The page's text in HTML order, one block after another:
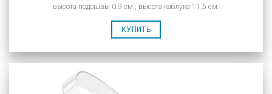
высота подошвы 0,9 см., высота каблука 11,5 см.
КУПИТЬ